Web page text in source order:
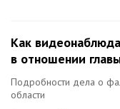
Как
в отношении
Подробности дела о
области